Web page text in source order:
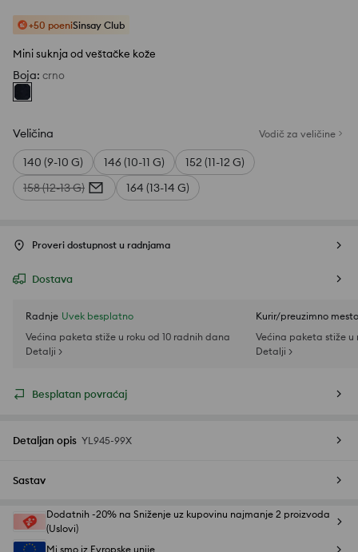
+50 poeniSinsay Club
Mini suknja od veštačke kože
Boja: crno
Veličina Vodič za veličine
140 (9-10 G) 146 (10-11 G)
152 (11-12 G)
158 (12-13 G)
164 (13-14 G)
Proveri dostupnost u radnjama
Dostava
Radnje Uvek besplatno
Većina paketa stiže u roku od 10 radnih dana
Detalji >
Kurir/preuzimno mesto
Većina paketa stiže u
Detalji >
Besplatan povraćaj
Detaljan opis YL945-99X
Sastav
Dodatnih -20% na Sniženje uz kupovinu najmanje 2 proizvoda
(Uslovi)
Mi smo iz Evropske unije